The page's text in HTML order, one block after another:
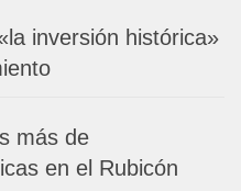
inversión histórica»
más de
en el Rubicón